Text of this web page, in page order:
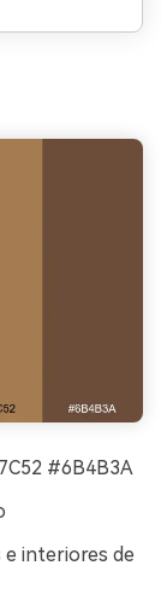
#6B4B3A
e interiores de